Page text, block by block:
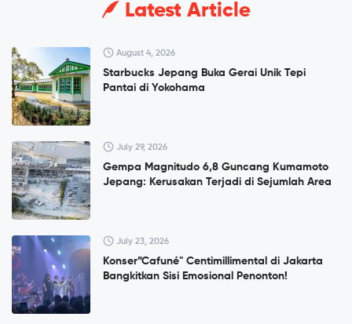
Latest Article
August 4, 2026
Starbucks Jepang Buka Gerai Unik Tepi
Pantai di Yokohama
July 29, 2026
Gempa Magnitudo 6,8 Guncang Kumamoto
Jepang: Kerusakan Terjadi di Sejumlah Area
July 23, 2026
Konser”Cafuné" Centimillimental di Jakarta
Bangkitkan Sisi Emosional Penonton!